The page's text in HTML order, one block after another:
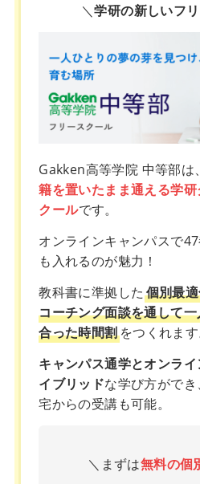
＼学研の新しいフ
Gakken高等学院 中等部は、
籍を置いたまま通える学
クールです。
オンラインキャンパスで
も入れるのが魅力！
教科書に準拠した個別最
コーチング面談を通して
合った時間割をつくれます
キャンパス通学とオンラ
イブリッドな学び方がで
宅からの受講も可能。
＼まずは無料の個